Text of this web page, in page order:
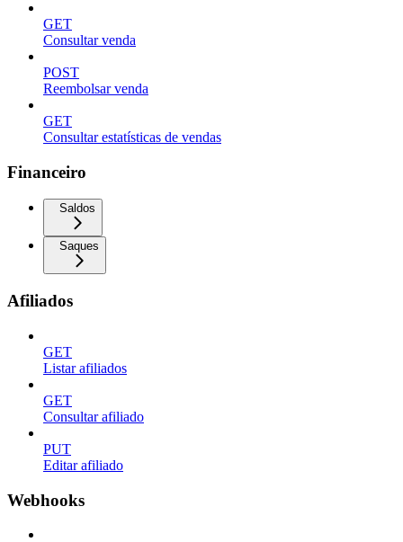
GET
Consultar venda
POST
Reembolsar venda
GET
Consultar estatísticas de vendas
Financeiro
Saldos
Saques
Afiliados
GET
Listar afiliados
GET
Consultar afiliado
PUT
Editar afiliado
Webhooks